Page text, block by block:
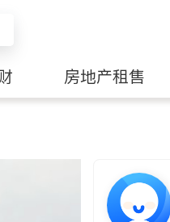
房地产租售